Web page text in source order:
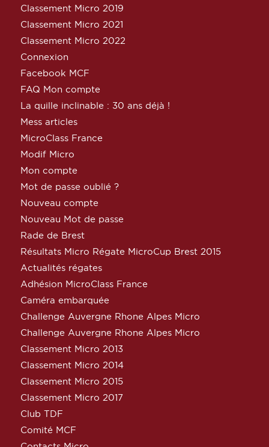
Classement Micro 2019
Classement Micro 2021
Classement Micro 2022
Connexion
Facebook MCF
FAQ Mon compte
La quille inclinable : 30 ans déjà !
Mess articles
MicroClass France
Modif Micro
Mon compte
Mot de passe oublié ?
Nouveau compte
Nouveau Mot de passe
Rade de Brest
Résultats Micro Régate MicroCup Brest 2015
Actualités régates
Adhésion MicroClass France
Caméra embarquée
Challenge Auvergne Rhone Alpes Micro
Challenge Auvergne Rhone Alpes Micro
Classement Micro 2013
Classement Micro 2014
Classement Micro 2015
Classement Micro 2017
Club TDF
Comité MCF